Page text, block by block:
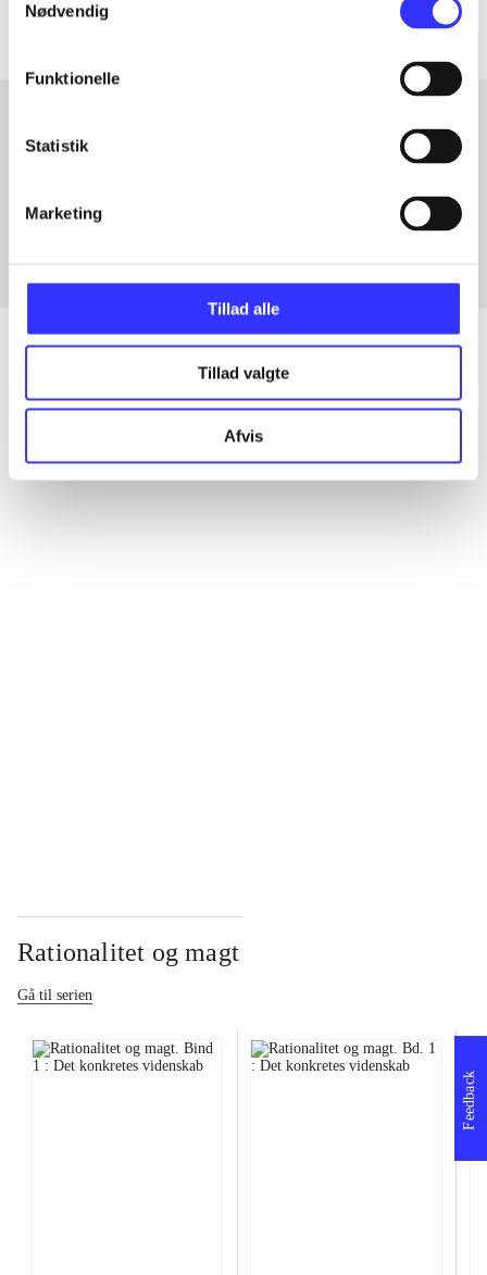
Nødvendig
Funktionelle
Statistik
Marketing
Tillad alle
Tillad valgte
Afvis
Artikler
Alle registrerede artikler fordelt på udgivelser
Rationalitet og magt
Gå til serien
Feedback